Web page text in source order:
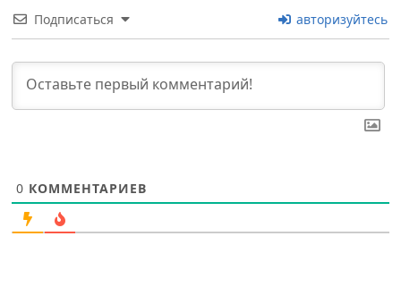
Подписаться авторизуйтесь
0 КОММЕНТАРИЕВ